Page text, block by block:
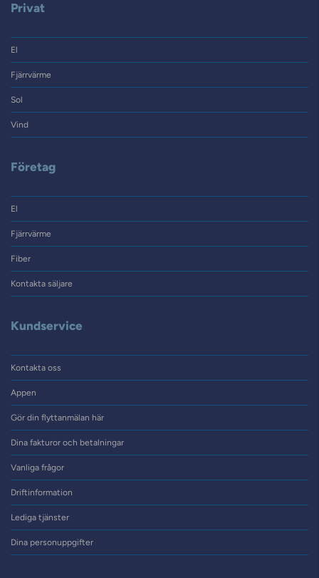
Privat
El
Fjärrvärme
Sol
Vind
Företag
El
Fjärrvärme
Fiber
Kontakta säljare
Kundservice
Kontakta oss
Appen
Gör din flyttanmälan här
Dina fakturor och betalningar
Vanliga frågor
Driftinformation
Lediga tjänster
Dina personuppgifter